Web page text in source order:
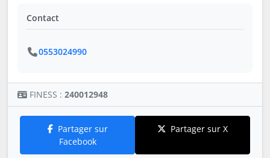
Contact
0553024990
FINESS : 240012948
Partager sur
Facebook
Partager sur X